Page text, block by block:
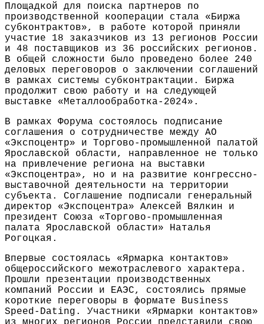
Площадкой для поиска партнеров по
производственной кооперации стала «Биржа
субконтрактов», в работе которой приняли
участие 18 заказчиков из 13 регионов России
и 48 поставщиков из 36 российских регионов.
В общей сложности было проведено более 240
деловых переговоров о заключении соглашений
в рамках системы субконтрактации. Биржа
продолжит свою работу и на следующей
выставке «Металлообработка-2024».
В рамках Форума состоялось подписание
соглашения о сотрудничестве между АО
«Экспоцентр» и Торгово-промышленной палатой
Ярославской области, направленное не только
на привлечение региона на выставки
«Экспоцентра», но и на развитие конгрессно-
выставочной деятельности на территории
субъекта. Соглашение подписали генеральный
директор «Экспоцентра» Алексей Вялкин и
президент Союза «Торгово-промышленная
палата Ярославской области» Наталья
Рогоцкая.
Впервые состоялась «Ярмарка контактов»
общероссийского межотраслевого характера.
Прошли презентации производственных
компаний России и ЕАЭС, состоялись прямые
короткие переговоры в формате Business
Speed-Dating. Участники «Ярмарки контактов»